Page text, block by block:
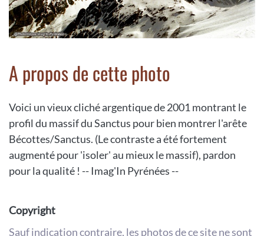
A propos de cette photo
Voici un vieux cliché argentique de 2001 montrant le
profil du massif du Sanctus pour bien montrer l'arête
Bécottes/Sanctus. (Le contraste a été fortement
augmenté pour 'isoler' au mieux le massif), pardon
pour la qualité ! -- Imag'In Pyrénées --
Copyright
Sauf indication contraire, les photos de ce site ne sont